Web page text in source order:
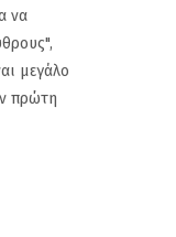
να
μεγάλο
πρώτη